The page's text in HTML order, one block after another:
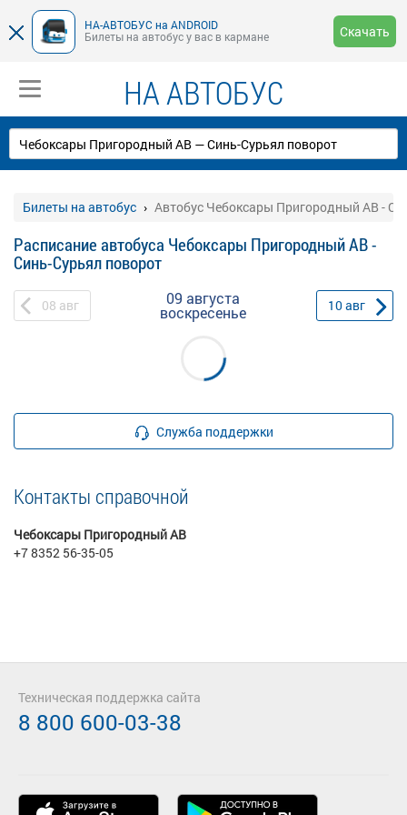
НА-АВТОБУС на ANDROID
Билеты на автобус у вас в кармане
Скачать
НА АВТОБУС
Билеты на автобус Автобус Чебоксары Пригородный АВ -
Расписание автобуса Чебоксары Пригородный АВ -
Синь-Сурьял поворот
08 авг 09 августа
воскресенье 10авг
Служба поддержки
Контакты справочной
Чебоксары Пригородный АВ
+7 8352 56-35-05
Техническая поддержка сайта
8 800 600-03-38